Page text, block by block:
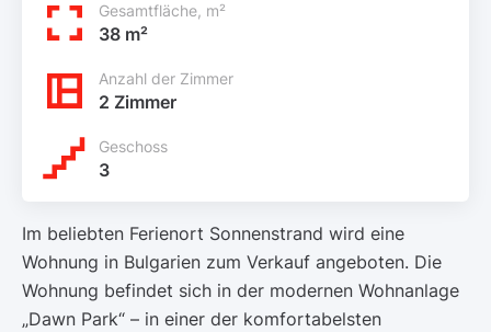
Gesamtfläche, m²
38 m²
Anzahl der Zimmer
2 Zimmer
Geschoss
3
Im beliebten Ferienort Sonnenstrand wird eine
Wohnung in Bulgarien zum Verkauf angeboten. Die
Wohnung befindet sich in der modernen Wohnanlage
„Dawn Park“ – in einer der komfortabelsten